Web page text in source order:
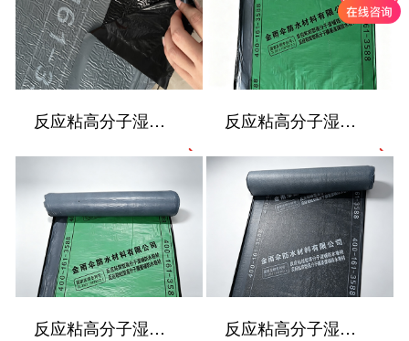
反应粘高分子湿铺防水卷材 反应粘高分子湿铺防水卷材
反应粘高分子湿铺防水卷材 反应粘高分子湿铺防水卷材